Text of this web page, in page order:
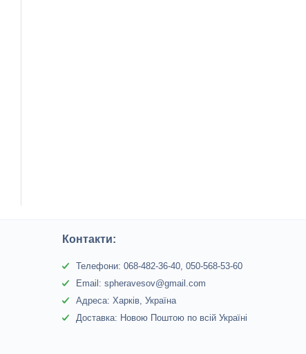
Контакти:
Телефони: 068-482-36-40, 050-568-53-60
Email: spheravesov@gmail.com
Адреса: Харків, Україна
Доставка: Новою Поштою по всій Україні